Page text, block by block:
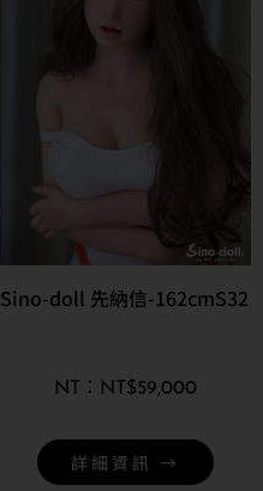
Sino-doll 先納信-162cmS32
NT$59,000
詳細資訊 →